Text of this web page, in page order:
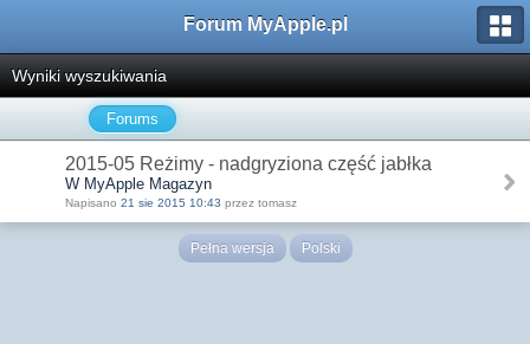
Forum MyApple.pl
Wyniki wyszukiwania
Forums
2015-05 Reżimy - nadgryziona część jabłka
W MyApple Magazyn
Napisano 21 sie 2015 10:43 przez tomasz
Pełna wersja Polski